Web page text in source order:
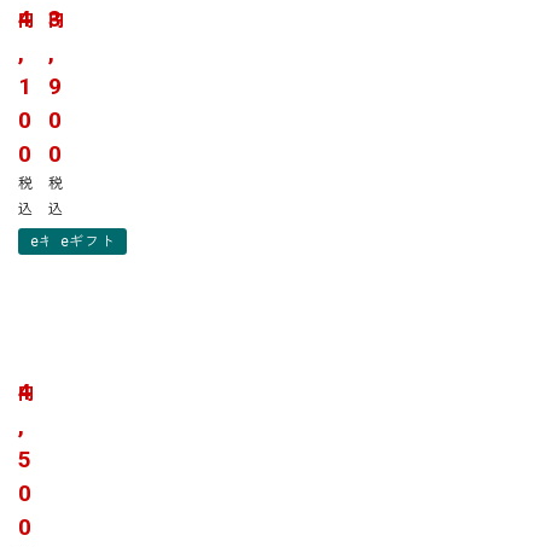
木
農
場
場
白
ま
・
南
白
く
ま
マ
1
個
セ
ッ
ト
4
,
1
0
0
円
税
込
eギフト
白
ま
D
X
南
国
白
く
3
,
9
0
0
円
税
込
eギフト
白
ま
1
2
セ
4
,
5
0
0
円